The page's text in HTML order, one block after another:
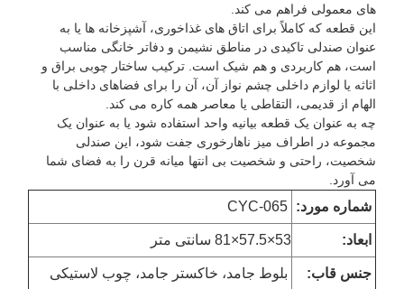
های معمولی فراهم می کند.
این قطعه که کاملاً برای اتاق های غذاخوری، آشپزخانه ها یا به
عنوان صندلی تاکیدی در مناطق نشیمن و دفاتر خانگی مناسب
است، هم کاربردی و هم شیک است. ترکیب ساختار چوبی براق و
اثاثه یا لوازم داخلی چشم نواز آن، آن را برای فضاهای داخلی با
الهام از قدیمی، التقاطی یا معاصر همه کاره می کند.
چه به عنوان یک قطعه بیانیه واحد استفاده شود یا به عنوان یک
مجموعه در اطراف میز ناهارخوری جفت شود، این صندلی
شخصیت، راحتی و شخصیت بی انتها میانه قرن را به فضای شما
می آورد.
شماره مورد:
ابعاد: 53×57.5×81 سانتی متر
جنس قاب: بلوط جامد، خاکستر جامد، چوب لاستیکی